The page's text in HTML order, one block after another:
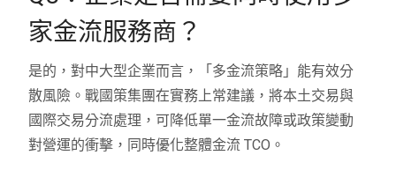
家金流服務商？
是的，對中大型企業而言，「多金流策略」能有效分
散風險。戰國策集團在實務上常建議，將本土交易與
國際交易分流處理，可降低單一金流故障或政策變動
對營運的衝擊，同時優化整體金流 TCO。